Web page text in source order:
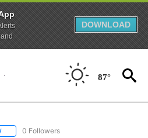
DOWNLOAD
87°
FOLLOW "CNN - SPANISH" TO RECEIVE
0 Followers